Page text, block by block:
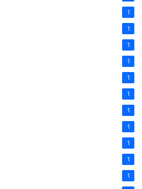
1
1
1
1
1
1
1
1
1
1
1